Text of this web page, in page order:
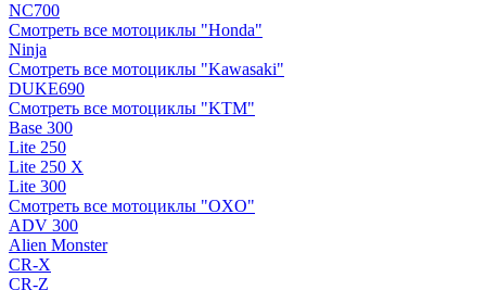
NC700
Смотреть все мотоциклы "Honda"
Ninja
Смотреть все мотоциклы "Kawasaki"
DUKE690
Смотреть все мотоциклы "KTM"
Base 300
Lite 250
Lite 250 X
Lite 300
Смотреть все мотоциклы "OXO"
ADV 300
Alien Monster
CR-X
CR-Z